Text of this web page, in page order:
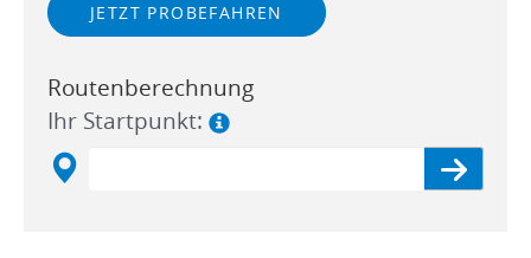
JETZT PROBEFAHREN
Routenberechnung
Ihr Startpunkt: